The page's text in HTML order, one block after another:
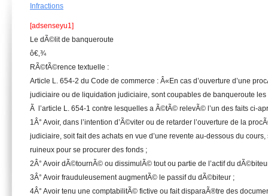
Infractions
[adsenseyu1]
Le dÃ©lit de banqueroute
ô€‚¾
RÃ©fÃ©rence textuelle :
Article L. 654-2 du Code de commerce : Â«En cas d’ouverture d’une
judiciaire ou de liquidation judiciaire, sont coupables de banqueroute
Ã l’article L. 654-1 contre lesquelles a Ã©tÃ© relevÃ© l’un des faits ci-
1Â° Avoir, dans l’intention d’Ã©viter ou de retarder l’ouverture de la
judiciaire, soit fait des achats en vue d’une revente au-dessous du
ruineux pour se procurer des fonds ;
2Â° Avoir dÃ©tournÃ© ou dissimulÃ© tout ou partie de l’actif du
3Â° Avoir frauduleusement augmentÃ© le passif du dÃ©biteur ;
4Â° Avoir tenu une comptabilitÃ© fictive ou fait disparaÃ®tre des